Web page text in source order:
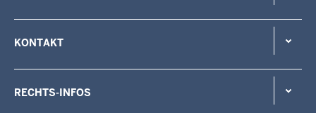
KONTAKT
RECHTS-INFOS